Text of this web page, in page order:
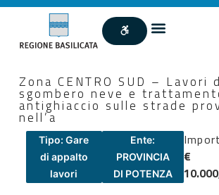
Zona CENTRO SUD – Lavori
sgombero neve e
antighiaccio sulle strade
nell’a
Tipo: Gare
di appalto
lavori
Ente:
PROVINCIA
DI POTENZA
€